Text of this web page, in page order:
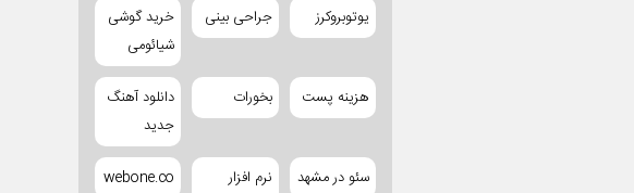
یوتوبروکرز جراحی بینی
خرید گوشی
شیائومی
هزینه پست بخورات
دانلود آهنگ
جدید
سئو در مشهد
نرم افزار
webone.co